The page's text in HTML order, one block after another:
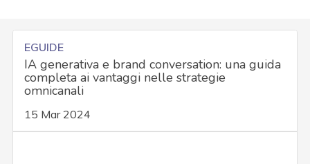
EGUIDE
IA generativa e brand conversation: una guida
completa ai vantaggi nelle strategie
omnicanali
15 Mar 2024